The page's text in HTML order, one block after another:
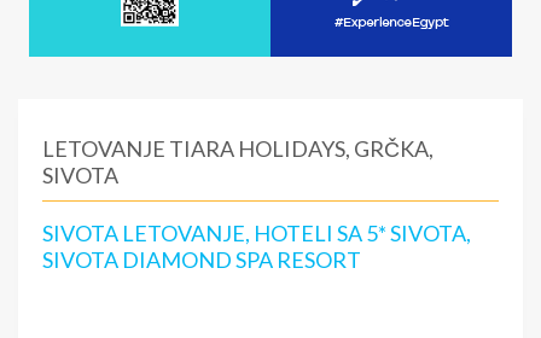
LETOVANJE TIARA HOLIDAYS, GRČKA,
SIVOTA
SIVOTA LETOVANJE, HOTELI SA 5* SIVOTA,
SIVOTA DIAMOND SPA RESORT